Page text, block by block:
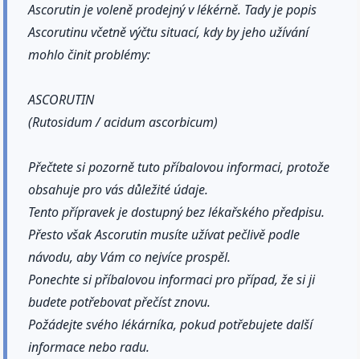
Ascorutin je voleně prodejný v lékérně. Tady je popis
Ascorutinu včetně výčtu situací, kdy by jeho užívání
mohlo činit problémy:
ASCORUTIN
(Rutosidum / acidum ascorbicum)
Přečtete si pozorně tuto příbalovou informaci, protože
obsahuje pro vás důležité údaje.
Tento přípravek je dostupný bez lékařského předpisu.
Přesto však Ascorutin musíte užívat pečlivě podle
návodu, aby Vám co nejvíce prospěl.
Ponechte si příbalovou informaci pro případ, že si ji
budete potřebovat přečíst znovu.
Požádejte svého lékárníka, pokud potřebujete další
informace nebo radu.